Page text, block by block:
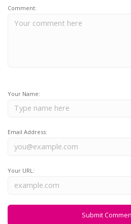
Comment:
Your Name:
Email Address:
Your URL: